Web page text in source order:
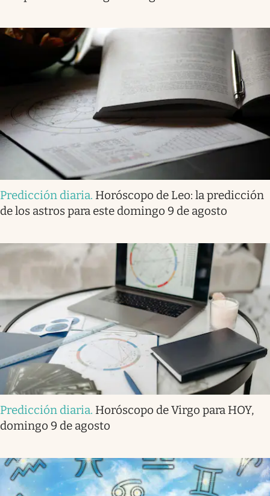
Predicción diaria. Horóscopo de Leo: la predicción
de los astros para este domingo 9 de agosto
Predicción diaria. Horóscopo de Virgo para HOY,
domingo 9 de agosto